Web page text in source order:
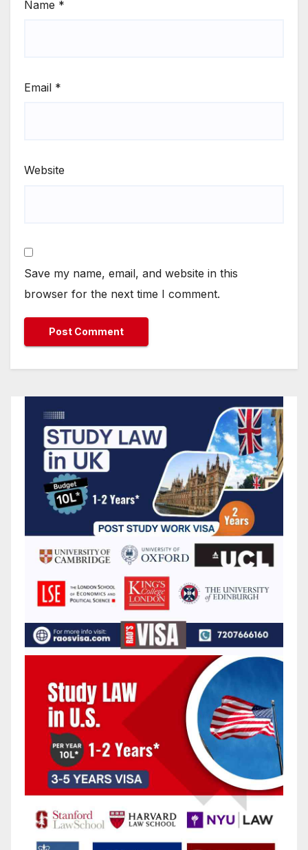
Name *
Email *
Website
Save my name, email, and website in this
browser for the next time I comment.